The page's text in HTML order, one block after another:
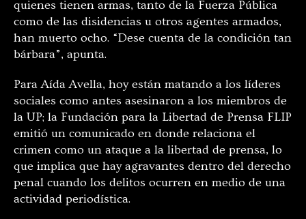
quienes tienen armas, tanto de la Fuerza Pública
como de las disidencias u otros agentes armados,
han muerto ocho. “Dese cuenta de la condición tan
bárbara”, apunta.
Para Aída Avella, hoy están matando a los líderes
sociales como antes asesinaron a los miembros de
la UP; la Fundación para la Libertad de Prensa FLIP
emitió un comunicado en donde relaciona el
crimen como un ataque a la libertad de prensa, lo
que implica que hay agravantes dentro del derecho
penal cuando los delitos ocurren en medio de una
actividad periodística.